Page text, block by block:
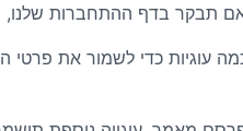
עוגיות כדי לשמור את פרטי